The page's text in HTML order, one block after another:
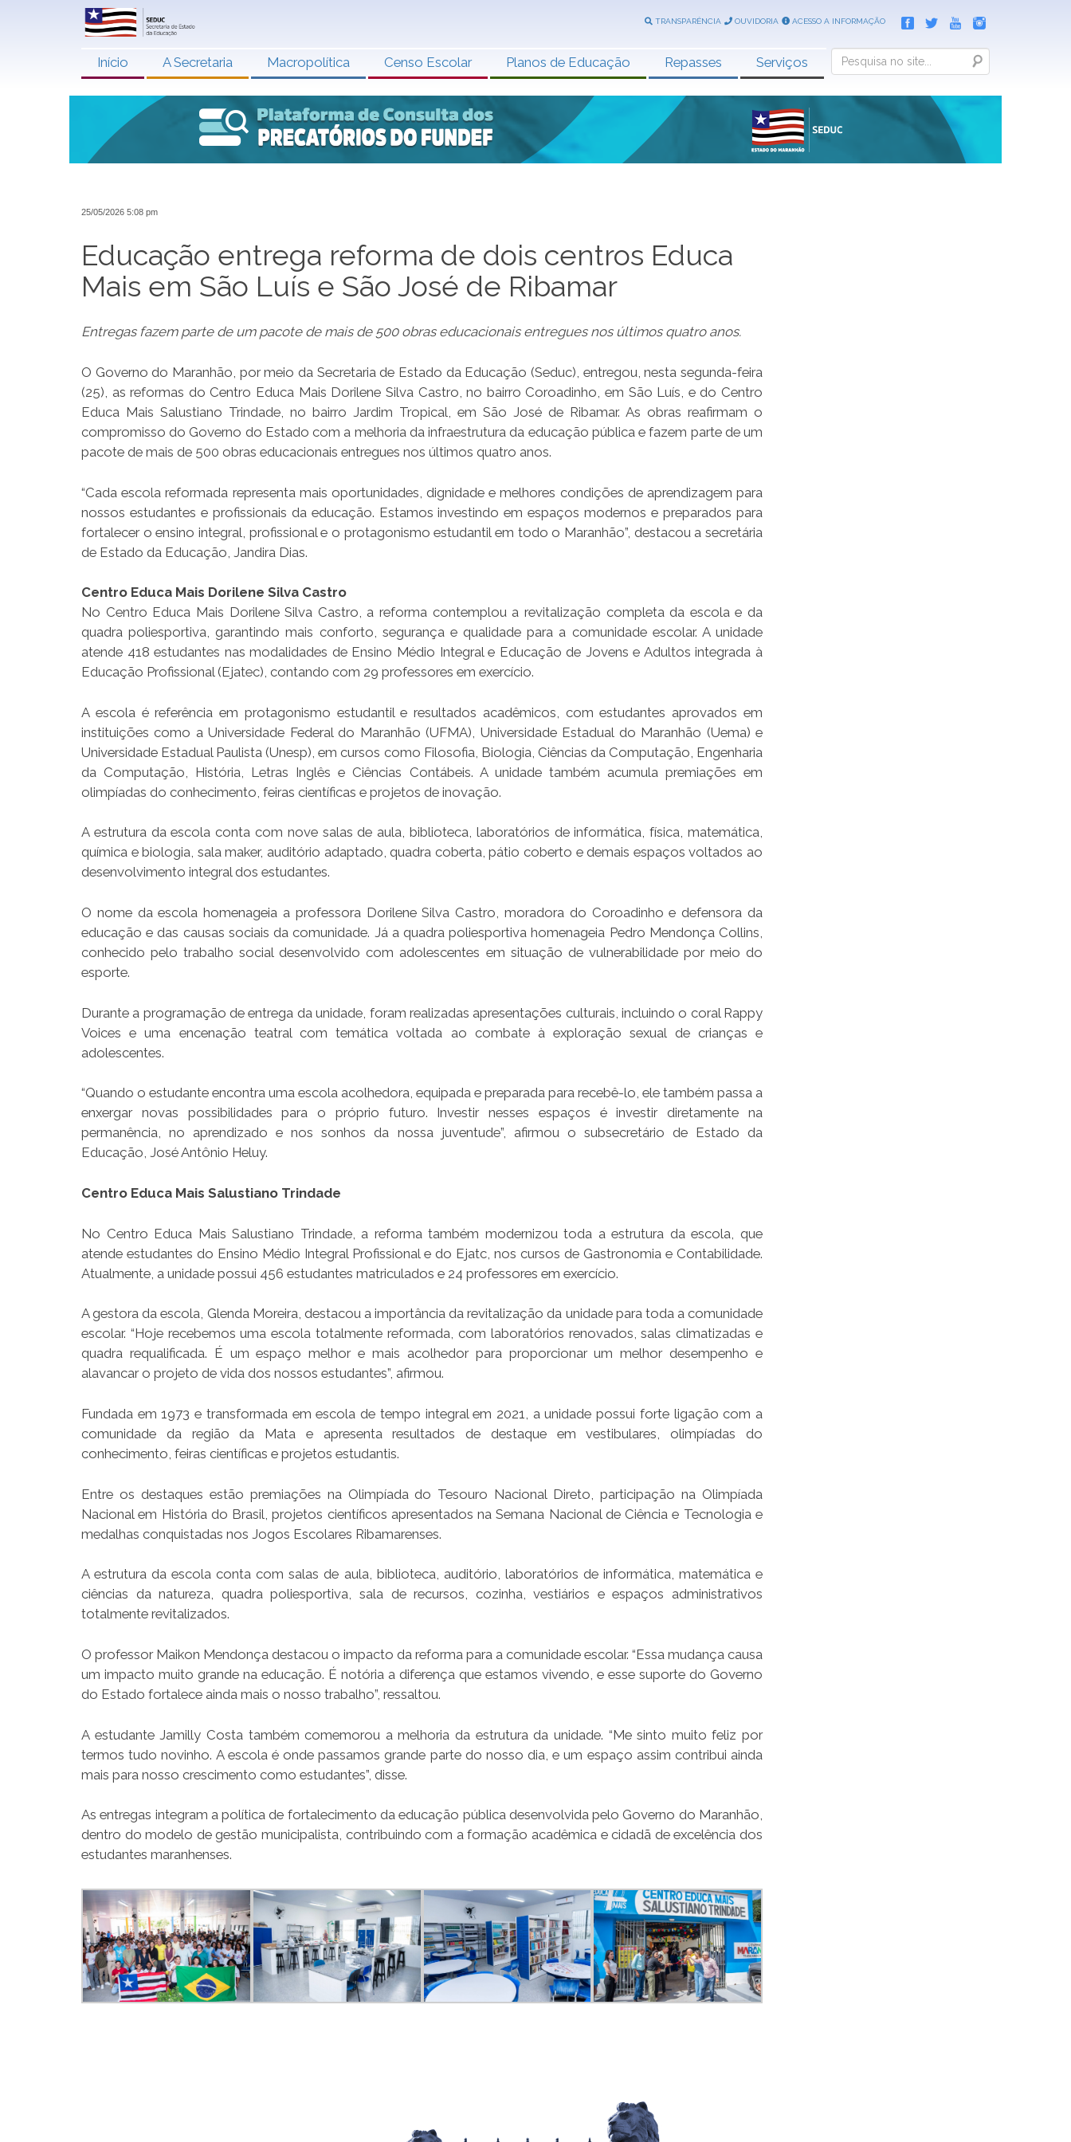
TRANSPARÊNCIA OUVIDORIA ACESSO A INFORMAÇÃO
Início A Secretaria Macropolítica Censo Escolar Planos de Educação Repasses Serviços Search
25/05/2026 5:08 pm
Educação entrega reforma de dois centros Educa
Mais em São Luís e São José de Ribamar
Entregas fazem parte de um pacote de mais de 500 obras educacionais entregues nos últimos quatro anos.
O Governo do Maranhão, por meio da Secretaria de Estado da Educação (Seduc), entregou, nesta segunda-feira
(25), as reformas do Centro Educa Mais Dorilene Silva Castro, no bairro Coroadinho, em São Luís, e do Centro
Educa Mais Salustiano Trindade, no bairro Jardim Tropical, em São José de Ribamar. As obras reafirmam o
compromisso do Governo do Estado com a melhoria da infraestrutura da educação pública e fazem parte de um
pacote de mais de 500 obras educacionais entregues nos últimos quatro anos.
“Cada escola reformada representa mais oportunidades, dignidade e melhores condições de aprendizagem para
nossos estudantes e profissionais da educação. Estamos investindo em espaços modernos e preparados para
fortalecer o ensino integral, profissional e o protagonismo estudantil em todo o Maranhão”, destacou a secretária
de Estado da Educação, Jandira Dias.
Centro Educa Mais Dorilene Silva Castro
No Centro Educa Mais Dorilene Silva Castro, a reforma contemplou a revitalização completa da escola e da
quadra poliesportiva, garantindo mais conforto, segurança e qualidade para a comunidade escolar. A unidade
atende 418 estudantes nas modalidades de Ensino Médio Integral e Educação de Jovens e Adultos integrada à
Educação Profissional (Ejatec), contando com 29 professores em exercício.
A escola é referência em protagonismo estudantil e resultados acadêmicos, com estudantes aprovados em
instituições como a Universidade Federal do Maranhão (UFMA), Universidade Estadual do Maranhão (Uema) e
Universidade Estadual Paulista (Unesp), em cursos como Filosofia, Biologia, Ciências da Computação, Engenharia
da Computação, História, Letras Inglês e Ciências Contábeis. A unidade também acumula premiações em
olimpíadas do conhecimento, feiras científicas e projetos de inovação.
A estrutura da escola conta com nove salas de aula, biblioteca, laboratórios de informática, física, matemática,
química e biologia, sala maker, auditório adaptado, quadra coberta, pátio coberto e demais espaços voltados ao
desenvolvimento integral dos estudantes.
O nome da escola homenageia a professora Dorilene Silva Castro, moradora do Coroadinho e defensora da
educação e das causas sociais da comunidade. Já a quadra poliesportiva homenageia Pedro Mendonça Collins,
conhecido pelo trabalho social desenvolvido com adolescentes em situação de vulnerabilidade por meio do
esporte.
Durante a programação de entrega da unidade, foram realizadas apresentações culturais, incluindo o coral Rappy
Voices e uma encenação teatral com temática voltada ao combate à exploração sexual de crianças e
adolescentes.
“Quando o estudante encontra uma escola acolhedora, equipada e preparada para recebê-lo, ele também passa a
enxergar novas possibilidades para o próprio futuro. Investir nesses espaços é investir diretamente na
permanência, no aprendizado e nos sonhos da nossa juventude”, afirmou o subsecretário de Estado da
Educação, José Antônio Heluy.
Centro Educa Mais Salustiano Trindade
No Centro Educa Mais Salustiano Trindade, a reforma também modernizou toda a estrutura da escola, que
atende estudantes do Ensino Médio Integral Profissional e do Ejatc, nos cursos de Gastronomia e Contabilidade.
Atualmente, a unidade possui 456 estudantes matriculados e 24 professores em exercício.
A gestora da escola, Glenda Moreira, destacou a importância da revitalização da unidade para toda a comunidade
escolar. “Hoje recebemos uma escola totalmente reformada, com laboratórios renovados, salas climatizadas e
quadra requalificada. É um espaço melhor e mais acolhedor para proporcionar um melhor desempenho e
alavancar o projeto de vida dos nossos estudantes”, afirmou.
Fundada em 1973 e transformada em escola de tempo integral em 2021, a unidade possui forte ligação com a
comunidade da região da Mata e apresenta resultados de destaque em vestibulares, olimpíadas do
conhecimento, feiras científicas e projetos estudantis.
Entre os destaques estão premiações na Olimpíada do Tesouro Nacional Direto, participação na Olimpíada
Nacional em História do Brasil, projetos científicos apresentados na Semana Nacional de Ciência e Tecnologia e
medalhas conquistadas nos Jogos Escolares Ribamarenses.
A estrutura da escola conta com salas de aula, biblioteca, auditório, laboratórios de informática, matemática e
ciências da natureza, quadra poliesportiva, sala de recursos, cozinha, vestiários e espaços administrativos
totalmente revitalizados.
O professor Maikon Mendonça destacou o impacto da reforma para a comunidade escolar. “Essa mudança causa
um impacto muito grande na educação. É notória a diferença que estamos vivendo, e esse suporte do Governo
do Estado fortalece ainda mais o nosso trabalho”, ressaltou.
A estudante Jamilly Costa também comemorou a melhoria da estrutura da unidade. “Me sinto muito feliz por
termos tudo novinho. A escola é onde passamos grande parte do nosso dia, e um espaço assim contribui ainda
mais para nosso crescimento como estudantes”, disse.
As entregas integram a política de fortalecimento da educação pública desenvolvida pelo Governo do Maranhão,
dentro do modelo de gestão municipalista, contribuindo com a formação acadêmica e cidadã de excelência dos
estudantes maranhenses.